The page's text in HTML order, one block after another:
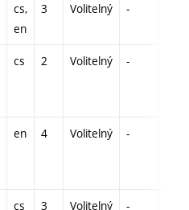
cs,
en
3 Volitelný -
cs 2 Volitelný -
en 4 Volitelný -
cs 3 Volitelný -